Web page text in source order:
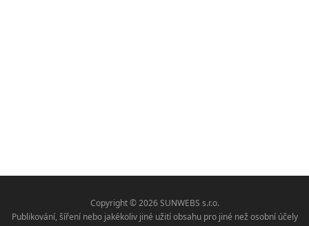
Copyright © 2026 SUNWEBS s.r.o.
Publikování, šíření nebo jakékoliv jiné užití obsahu pro jiné než osobní účely